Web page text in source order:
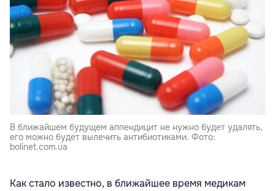
В ближайшем будущем аппендицит не нужно будет удалять,
его можно будет вылечить антибиотиками. Фото:
bolinet.com.ua
Как стало известно, в ближайшее время медикам